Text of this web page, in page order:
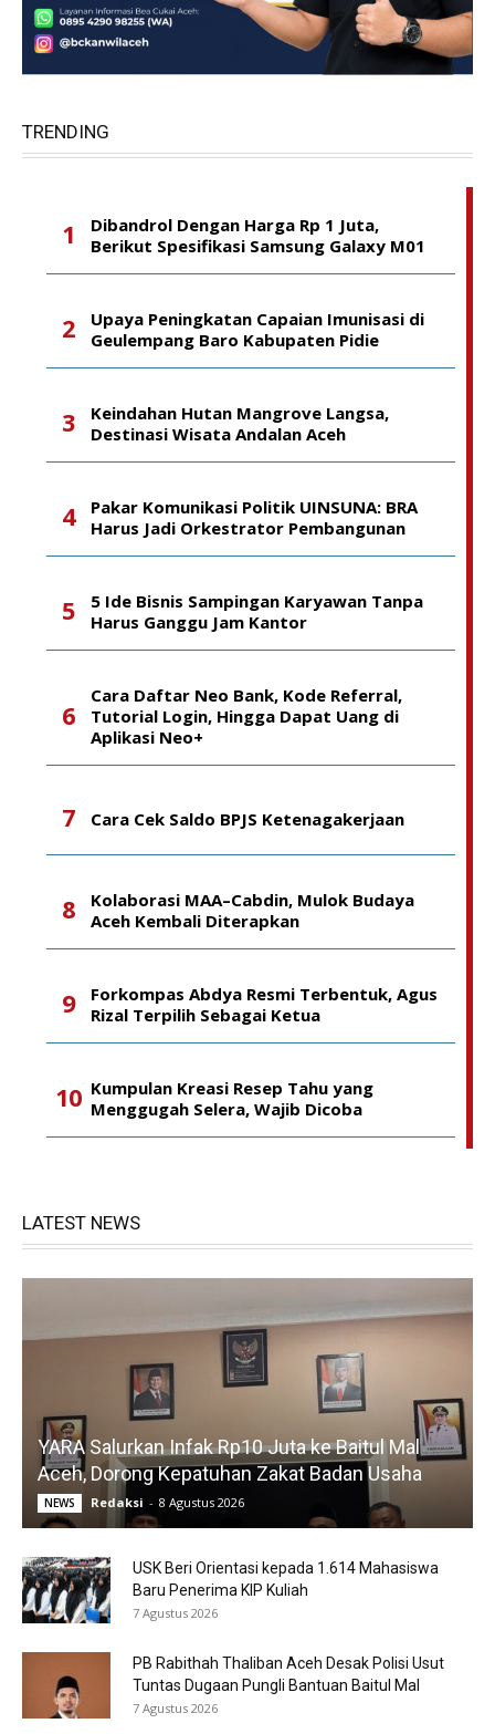
TRENDING
Dibandrol Dengan Harga Rp 1 Juta,
Berikut Spesifikasi Samsung Galaxy M01
Upaya Peningkatan Capaian Imunisasi di
Geulempang Baro Kabupaten Pidie
Keindahan Hutan Mangrove Langsa,
Destinasi Wisata Andalan Aceh
Pakar Komunikasi Politik UINSUNA: BRA
Harus Jadi Orkestrator Pembangunan
5 Ide Bisnis Sampingan Karyawan Tanpa
Harus Ganggu Jam Kantor
Cara Daftar Neo Bank, Kode Referral,
Tutorial Login, Hingga Dapat Uang di
Aplikasi Neo+
Cara Cek Saldo BPJS Ketenagakerjaan
Kolaborasi MAA–Cabdin, Mulok Budaya
Aceh Kembali Diterapkan
Forkompas Abdya Resmi Terbentuk, Agus
Rizal Terpilih Sebagai Ketua
Kumpulan Kreasi Resep Tahu yang
Menggugah Selera, Wajib Dicoba
LATEST NEWS
YARA Salurkan Infak Rp10 Juta ke Baitul Mal
Aceh, Dorong Kepatuhan Zakat Badan Usaha
NEWS Redaksi - 8 Agustus 2026
USK Beri Orientasi kepada 1.614 Mahasiswa
Baru Penerima KIP Kuliah
7 Agustus 2026
PB Rabithah Thaliban Aceh Desak Polisi Usut
Tuntas Dugaan Pungli Bantuan Baitul Mal
7 Agustus 2026